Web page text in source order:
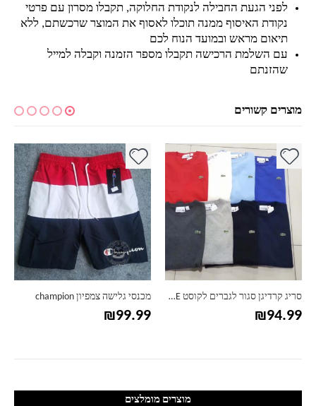
לפני הגעת החבילה לנקודת החלוקה, תקבלו מסרון עם פרטי
נקודת האיסוף ממנה תוכלו לאסוף את המוצר שרכשתם, ללא
תיאום מראש ובמועד הנוח לכם
עם השלמת הרכישה תקבלו מספר הזמנה וקבלה למייל
שהזנתם
מוצרים קשורים
סריג קרדיגן סגור לגברים לקוסט LACOSTE
₪94.99
למוצר זה יש מספר סוגים. ניתן לבחור את האפשרויות בעמוד המוצר
מכנסי גלישה צמפיון champion
₪99.99
למוצר זה יש מספר סוגים. ניתן לבחור את האפשרויות בעמוד המוצר
מוצרים מומלצים